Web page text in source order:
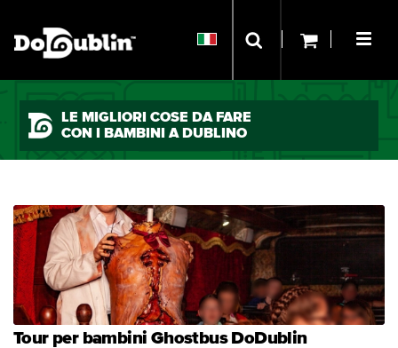
LE MIGLIORI COSE DA FARE
CON I BAMBINI A DUBLINO
Tour per bambini Ghostbus DoDublin